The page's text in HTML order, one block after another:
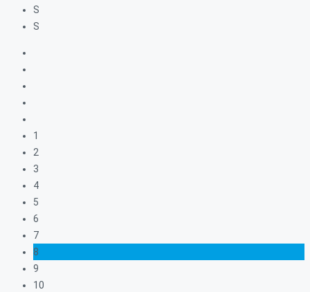
S
S
1
2
3
4
5
6
7
8
9
10